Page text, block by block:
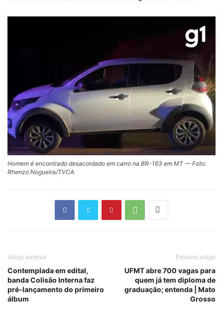
Homem é encontrado desacordado em carro na BR-163 em MT — Foto:
Rhenzo Nogueira/TVCA
Artigo anterior
Contemplada em edital,
banda Colisão Interna faz
pré-lançamento do primeiro
álbum
Próximo artigo
UFMT abre 700 vagas para
quem já tem diploma de
graduação; entenda | Mato
Grosso